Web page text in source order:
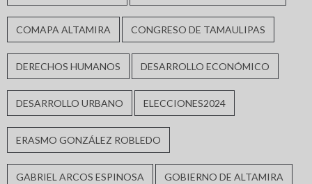
COMAPA ALTAMIRA CONGRESO DE TAMAULIPAS
DERECHOS HUMANOS DESARROLLO ECONÓMICO
DESARROLLO URBANO ELECCIONES2024
ERASMO GONZÁLEZ ROBLEDO
GABRIEL ARCOS ESPINOSA GOBIERNO DE ALTAMIRA